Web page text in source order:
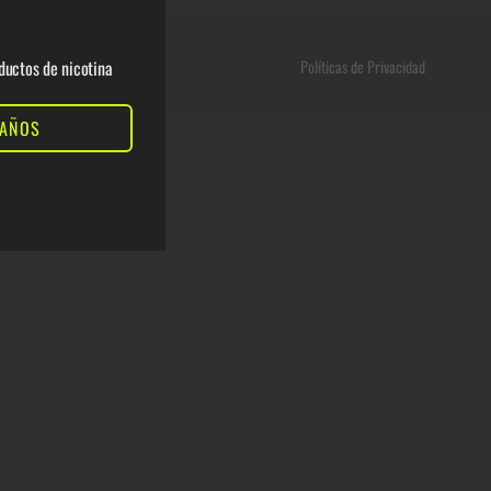
Políticas de Privacidad
de nicotina